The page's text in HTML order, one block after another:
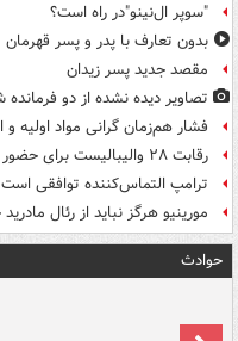
"سوپر ال‌نینو"در راه است؟
بدون تعارف با پدر و پسر قهرمان
مقصد جدید پسر زیدان
تصاویر دیده‌ نشده از دو
فشار هم‌زمان گرانی مواد اولیه و
رقابت ۲۸ والیبالیست برای حضور در فهرست نهایی تیم ملی
ترامپ التماس‌کننده توافقی
مورینیو هرگز نباید از رئال
حوادث